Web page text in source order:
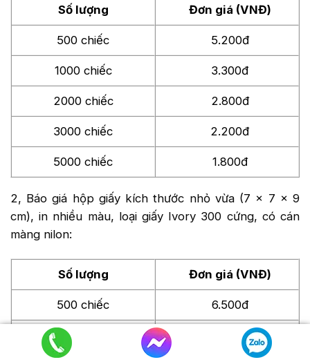
Số lượng Đơn giá (VNĐ)
500 chiếc 5.200đ
1000 chiếc 3.300đ
2000 chiếc 2.800đ
3000 chiếc 2.200đ
5000 chiếc 1.800đ
2, Báo giá hộp giấy kích thước nhỏ vừa (7 x 7 x 9
cm), in nhiều màu, loại giấy Ivory 300 cứng, có cán
màng nilon:
Số lượng Đơn giá (VNĐ)
500 chiếc 6.500đ
1000 chiếc 4.800đ